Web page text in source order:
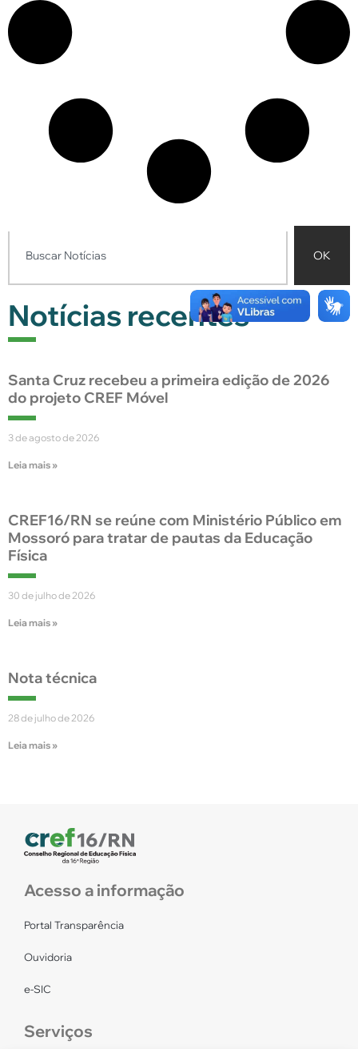
OK
Notícias recentes
Santa Cruz recebeu a primeira edição de 2026
do projeto CREF Móvel
3 de agosto de 2026
Leia mais »
CREF16/RN se reúne com Ministério Público em
Mossoró para tratar de pautas da Educação
Física
30 de julho de 2026
Leia mais »
Nota técnica
28 de julho de 2026
Leia mais »
Acesso a informação
Portal Transparência
Ouvidoria
e-SIC
Serviços